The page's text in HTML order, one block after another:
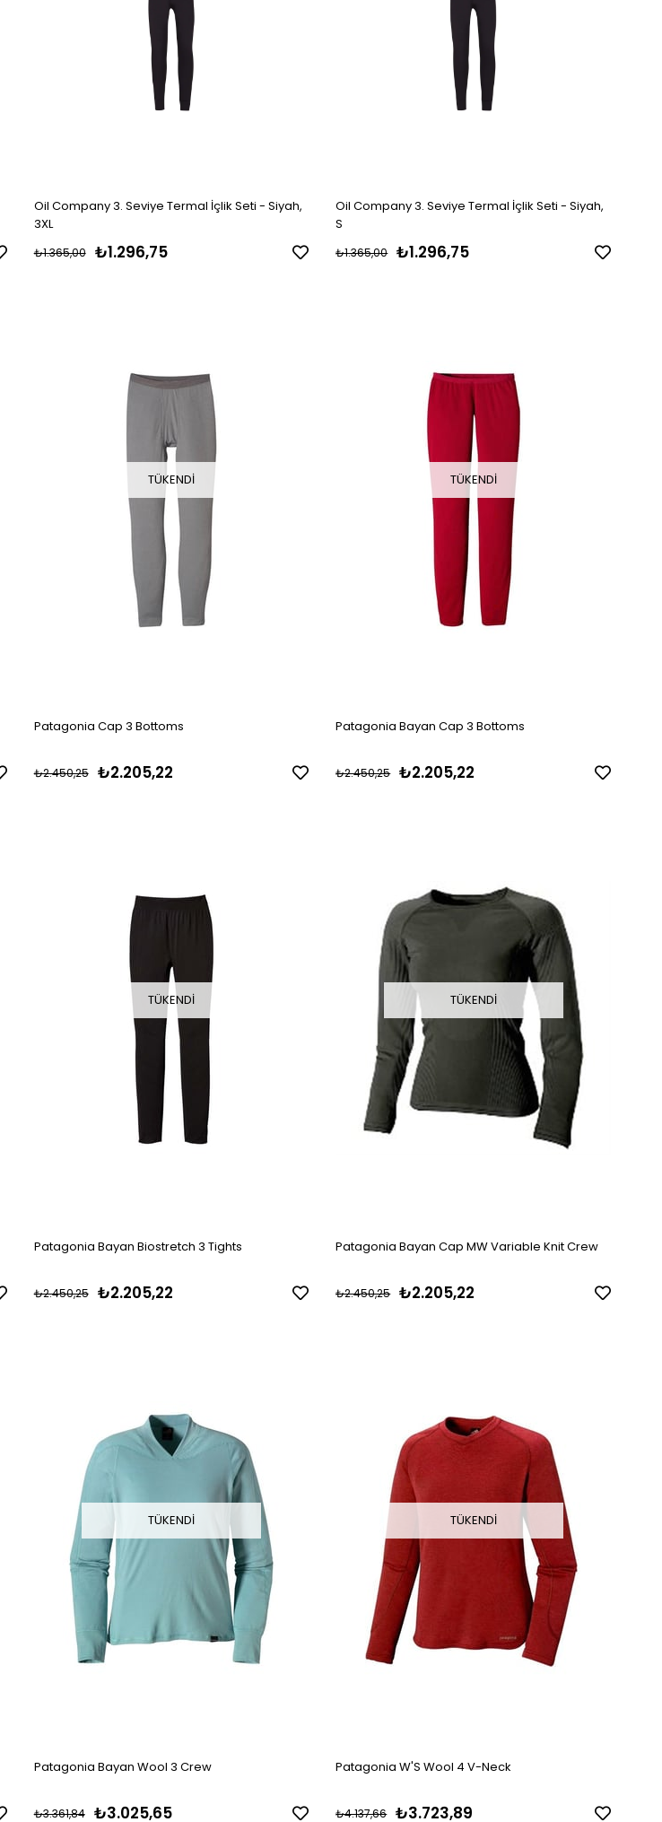
Oil Company 3. Seviye Termal İçlik Seti - Siyah,
3XL
₺1.296,75
₺1.365,00
Oil Company 3. Seviye Termal İçlik Seti - Siyah,
S
₺1.296,75
₺1.365,00
TÜKENDI
Patagonia Cap 3 Bottoms
₺2.205,22
₺2.450,25
TÜKENDI
Patagonia Bayan Cap 3 Bottoms
₺2.205,22
₺2.450,25
TÜKENDI
Patagonia Bayan Biostretch 3 Tights
₺2.205,22
₺2.450,25
TÜKENDI
Patagonia Bayan Cap MW Variable Knit Crew
₺2.205,22
₺2.450,25
TÜKENDI
Patagonia Bayan Wool 3 Crew
₺3.025,65
₺3.361,84
TÜKENDI
Patagonia W'S Wool 4 V-Neck
₺3.723,89
₺4.137,66